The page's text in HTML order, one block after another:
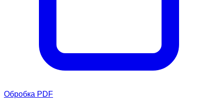
Обробка PDF